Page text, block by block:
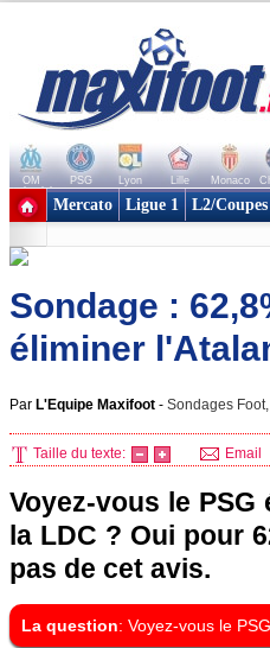
OM PSG Lyon Lille Monaco
+ de clubs
Mercato Ligue 1 L2/Coupes
Sondage :
éliminer
Par L'Equipe Maxifoot - Sondages
Taille du texte: Email
Voyez-vous le
la LDC ? Oui pour
pas de cet avis.
La question: Voyez-vous le